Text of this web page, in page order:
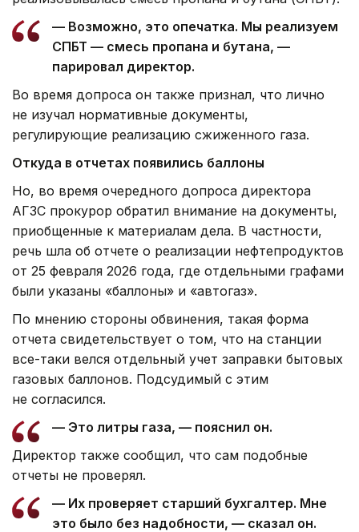
— Возможно, это опечатка. Мы реализуем
СПБТ — смесь пропана и бутана, —
парировал директор.
Во время допроса он также признал, что лично
не изучал нормативные документы,
регулирующие реализацию сжиженного газа.
Откуда в отчетах появились баллоны
Но, во время очередного допроса директора
АГЗС прокурор обратил внимание на документы,
приобщенные к материалам дела. В частности,
речь шла об отчете о реализации нефтепродуктов
от 25 февраля 2026 года, где отдельными графами
были указаны «баллоны» и «автогаз».
По мнению стороны обвинения, такая форма
отчета свидетельствует о том, что на станции
все-таки велся отдельный учет заправки бытовых
газовых баллонов. Подсудимый с этим
не согласился.
— Это литры газа, — пояснил он.
Директор также сообщил, что сам подобные
отчеты не проверял.
— Их проверяет старший бухгалтер. Мне
это было без надобности, — сказал он.